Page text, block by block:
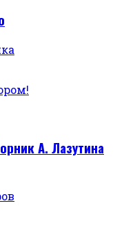
А. Лазутина